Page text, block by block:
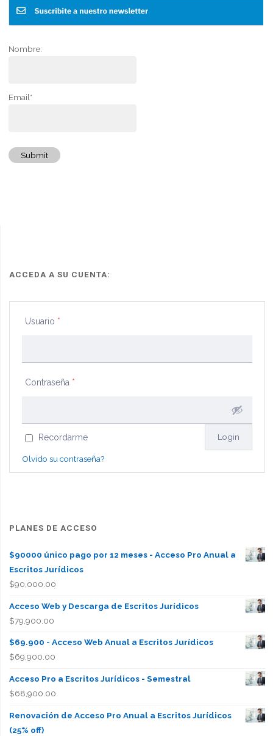
Nombre:
Email*
Submit
ACCEDA A SU CUENTA:
Usuario *
Contraseña *
Recordarme
Olvido su contraseña?
PLANES DE ACCESO
$90000 único pago por 12 meses - Acceso Pro Anual a
Escritos Jurídicos
$90,000.00
Acceso Web y Descarga de Escritos Jurídicos
$79,900.00
$69.900 - Acceso Web Anual a Escritos Jurídicos
$69,900.00
Acceso Pro a Escritos Jurídicos - Semestral
$68,900.00
Renovación de Acceso Pro Anual a Escritos Jurídicos
(25% off)